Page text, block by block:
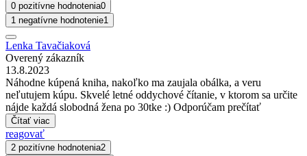
0 pozitívne hodnotenia0
1 negatívne hodnotenie1
Lenka Tavačiaková
Overený zákazník
13.8.2023
Náhodne kúpená kniha, nakoľko ma zaujala obálka, a veru
neľutujem kúpu. Skvelé letné oddychové čítanie, v ktorom sa určite
nájde každá slobodná žena po 30tke :) Odporúčam prečítať
Čítať viac
reagovať
2 pozitívne hodnotenia2